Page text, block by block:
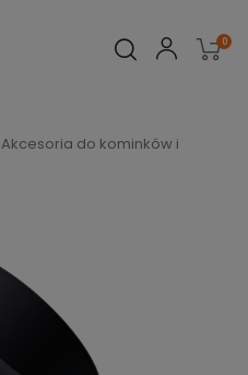
0
Akcesoria do kominków i